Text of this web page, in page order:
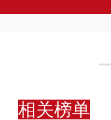
相关榜单